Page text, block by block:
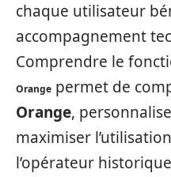
chaque utilisateur
accompagnement
Comprendre le
Orange permet de
Orange,
maximiser
l’opérateur